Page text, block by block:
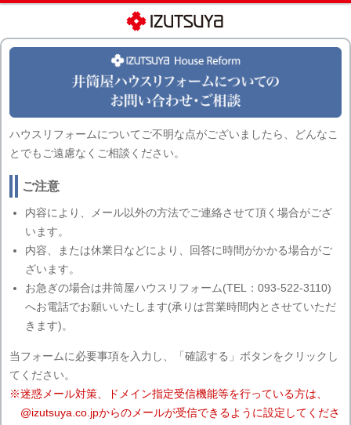
ハウスリフォームについてご不明な点がございましたら、どんなこ
とでもご遠慮なくご相談ください。
ご注意
内容により、メール以外の方法でご連絡させて頂く場合がござ
います。
内容、または休業日などにより、回答に時間がかかる場合がご
ざいます。
お急ぎの場合は井筒屋ハウスリフォーム(TEL：093-522-3110)
へお電話でお願いいたします(承りは営業時間内とさせていただ
きます)。
当フォームに必要事項を入力し、「確認する」ボタンをクリックし
てください。
※迷惑メール対策、ドメイン指定受信機能等を行っている方は、
@izutsuya.co.jpからのメールが受信できるように設定してくださ